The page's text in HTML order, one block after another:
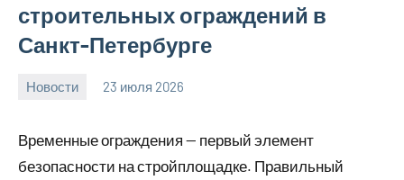
строительных ограждений в
Санкт-Петербурге
Новости 23 июля 2026
Временные ограждения — первый элемент
безопасности на стройплощадке. Правильный